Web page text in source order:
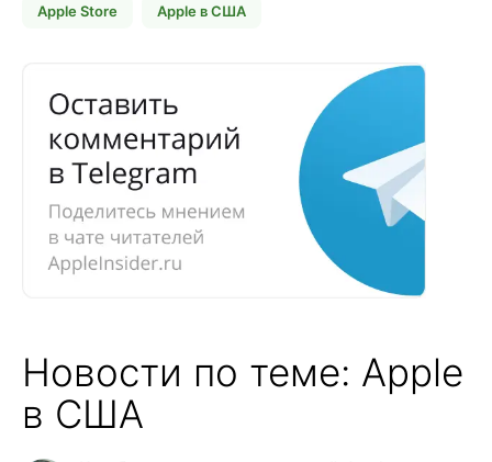
Apple Store Apple в США
Новости по теме: Apple
в США